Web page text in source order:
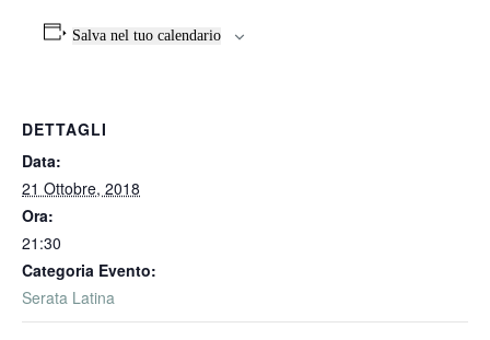
Salva nel tuo calendario
DETTAGLI
Data:
21 Ottobre, 2018
Ora:
21:30
Categoria Evento:
Serata Latina